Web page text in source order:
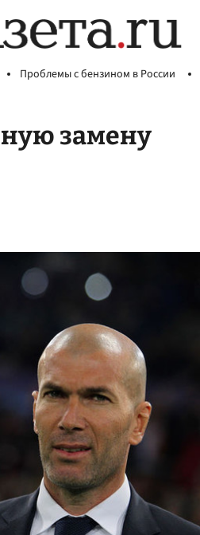
Проблемы с бензином в России
замену